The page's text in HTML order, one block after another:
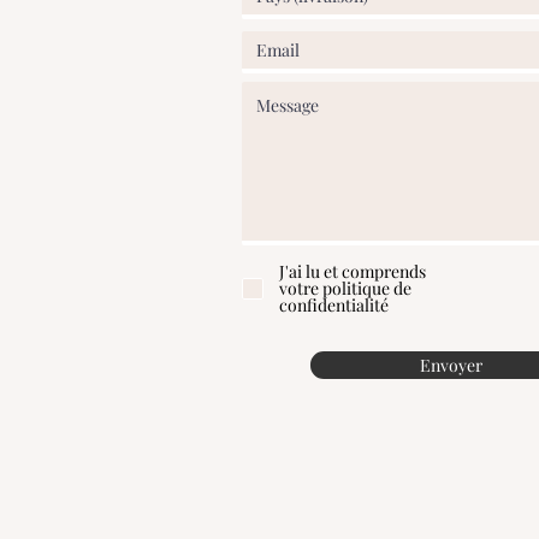
J'ai lu et comprends
votre politique de
confidentialité
Envoyer